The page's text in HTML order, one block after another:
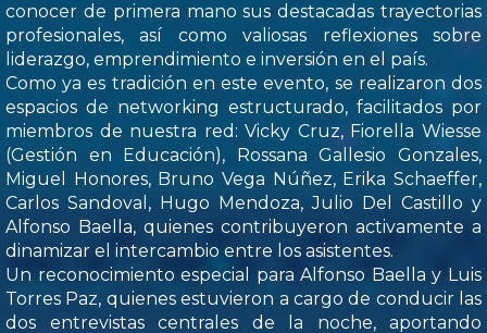
conocer de primera mano sus destacadas trayectorias
profesionales, así como valiosas reflexiones sobre
liderazgo, emprendimiento e inversión en el país.
Como ya es tradición en este evento, se realizaron dos
espacios de networking estructurado, facilitados por
miembros de nuestra red: Vicky Cruz, Fiorella Wiesse
(Gestión en Educación), Rossana Gallesio Gonzales,
Miguel Honores, Bruno Vega Núñez, Erika Schaeffer,
Carlos Sandoval, Hugo Mendoza, Julio Del Castillo y
Alfonso Baella, quienes contribuyeron activamente a
dinamizar el intercambio entre los asistentes.
Un reconocimiento especial para Alfonso Baella y Luis
Torres Paz, quienes estuvieron a cargo de conducir las
dos entrevistas centrales de la noche, aportando